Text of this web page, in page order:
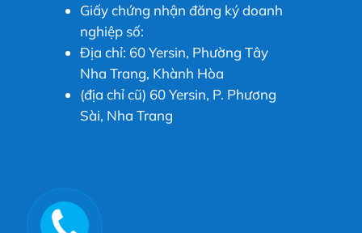
Giấy chứng nhận đăng ký doanh
nghiệp số:
Địa chỉ: 60 Yersin, Phường Tây
Nha Trang, Khành Hòa
(địa chỉ cũ) 60 Yersin, P. Phương
Sài, Nha Trang